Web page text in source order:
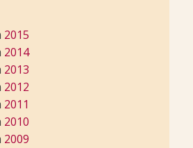
2015
2014
2013
2012
2011
2010
2009